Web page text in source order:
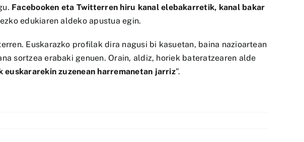
Facebooken eta Twitterren hiru kanal elebakarretik, kanal bakar
edukiaren aldeko apustua egin.
Euskarazko profilak dira nagusi bi kasuetan, baina nazioartean
sortzea erabaki genuen. Orain, aldiz, horiek bateratzearen alde
euskararekin zuzenean harremanetan jarriz”.